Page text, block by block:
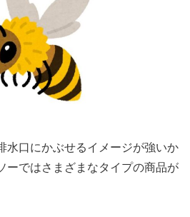
水口にかぶせるイメージが強いか
ーではさまざまなタイプの商品が